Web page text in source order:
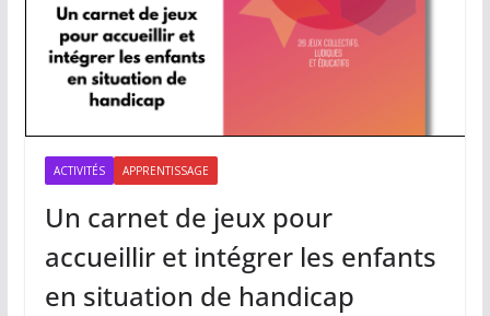
ACTIVITÉS APPRENTISSAGE
Un carnet de jeux pour
accueillir et intégrer les enfants
en situation de handicap